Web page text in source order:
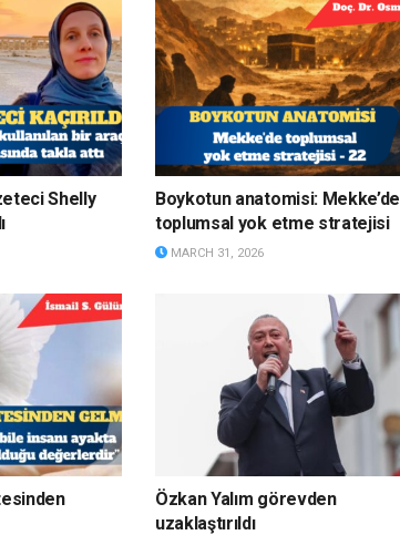
Shelly
Boykotun anatomisi: Mekke’de
toplumsal yok etme stratejisi
MARCH 31, 2026
Özkan Yalım görevden
uzaklaştırıldı